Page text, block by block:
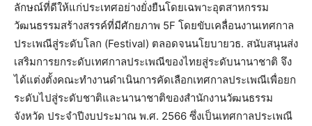
ลักษณ์ที่ดีให้แก่ประเทศอย่างยั่งยืนโดยเฉพาะอุตสาหกรรม
วัฒนธรรมสร้างสรรค์ที่มีศักยภาพ 5F โดยขับเคลื่อนงานเทศกาล
ประเพณีสู่ระดับโลก (Festival) ตลอดจนนโยบายวธ. สนับสนุนส่ง
เสริมการยกระดับเทศกาลประเพณีของไทยสู่ระดับนานาชาติ จึง
ได้แต่งตั้งคณะทำงานดำเนินการคัดเลือกเทศกาลประเพณีเพื่อยก
ระดับไปสู่ระดับชาติและนานาชาติของสำนักงานวัฒนธรรม
จังหวัด ประจำปีงบประมาณ พ.ศ. 2566 ซึ่งเป็นเทศกาลประเพณี